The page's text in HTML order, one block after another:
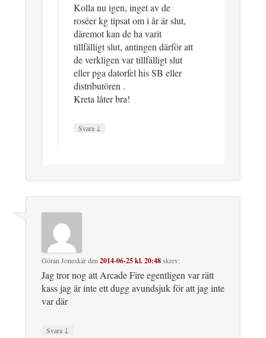
Kolla nu igen, inget av de
roséer kg tipsat om i år är slut,
däremot kan de ha varit
tillfälligt slut, antingen därför att
de verkligen var tillfälligt slut
eller pga datorfel his SB eller
distributören .
Kreta låter bra!
Svara ↓
Göran Joneskärden 2014-06-25 kl. 20:48skrev:
Jag tror nog att Arcade Fire egentligen var rätt
kass jag är inte ett dugg avundsjuk för att jag inte
var där
Svara ↓